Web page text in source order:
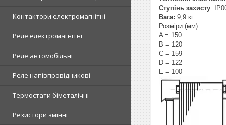
Контактори електромагнітні
Реле електромагнітні
Реле автомобільні
Реле напівпровідникові
Термостати біметалічні
Резистори змінні
Ступінь захисту:
Вага: 9,9 кг
Розміри (мм):
A = 150
B = 120
C = 159
D = 122
E = 100